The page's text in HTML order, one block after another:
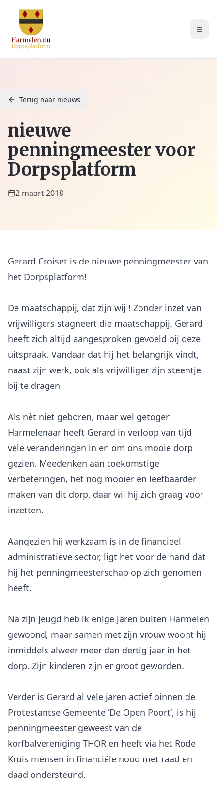
Terug naar nieuws
nieuwe
penningmeester voor
Dorpsplatform
2 maart 2018
Gerard Croiset is de nieuwe penningmeester van
het Dorpsplatform!
De maatschappij, dat zijn wij ! Zonder inzet van
vrijwilligers stagneert die maatschappij. Gerard
heeft zich altijd aangesproken gevoeld bij deze
uitspraak. Vandaar dat hij het belangrijk vindt,
naast zijn werk, ook als vrijwilliger zijn steentje
bij te dragen
Als nèt niet geboren, maar wel getogen
Harmelenaar heeft Gerard in verloop van tijd
vele veranderingen in en om ons mooie dorp
gezien. Meedenken aan toekomstige
verbeteringen, het nog mooier en leefbaarder
maken van dit dorp, daar wil hij zich graag voor
inzetten.
Aangezien hij werkzaam is in de financieel
administratieve sector, ligt het voor de hand dat
hij het penningmeesterschap op zich genomen
heeft.
Na zijn jeugd heb ik enige jaren buiten Harmelen
gewoond, maar samen met zijn vrouw woont hij
inmiddels alweer meer dan dertig jaar in het
dorp. Zijn kinderen zijn er groot geworden.
Verder is Gerard al vele jaren actief binnen de
Protestantse Gemeente ‘De Open Poort’, is hij
penningmeester geweest van de
korfbalvereniging THOR en heeft via het Rode
Kruis mensen in financiële nood met raad en
daad ondersteund.